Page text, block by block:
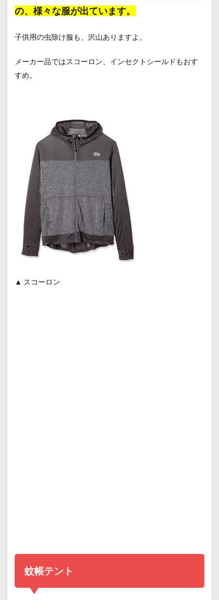
の、様々な服が出ています。
子供用の虫除け服も、沢山ありますよ。
メーカー品ではスコーロン、インセクトシールドもおす
すめ。
▲ スコーロン
蚊帳テント